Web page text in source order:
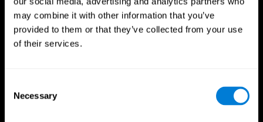
may combine it with other information that you’ve
provided to them or that they’ve collected from your use
of their services.
Selection
Necessary